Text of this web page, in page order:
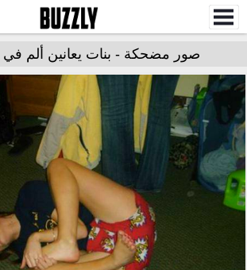
صور مضحكة - بنات يعانين ألم في